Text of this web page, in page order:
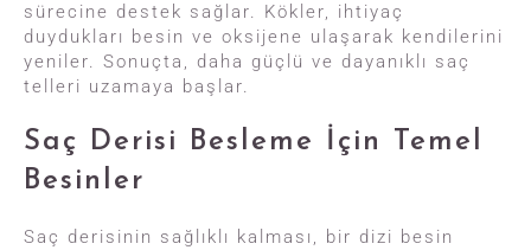
sürecine destek sağlar. Kökler, ihtiyaç
duydukları besin ve oksijene ulaşarak kendilerini
yeniler. Sonuçta, daha güçlü ve dayanıklı saç
telleri uzamaya başlar.
Saç Derisi Besleme İçin Temel
Besinler
Saç derisinin sağlıklı kalması, bir dizi besin